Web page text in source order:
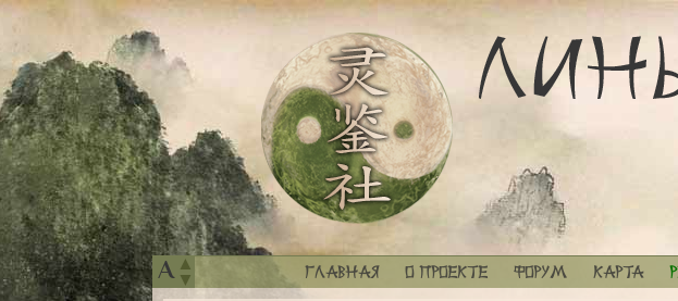
A ▲
▼ Главная О проекте Форум Карта